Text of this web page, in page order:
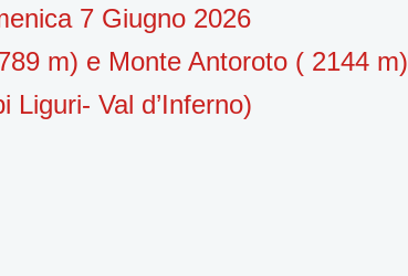
7 Giugno 2026
m) e Monte Antoroto ( 2144 m)
Liguri- Val d’Inferno)